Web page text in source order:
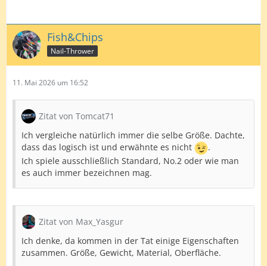
Fish&Chips
Nail-Thrower
11. Mai 2026 um 16:52
Zitat von Tomcat71
Ich vergleiche natürlich immer die selbe Größe. Dachte,
dass das logisch ist und erwähnte es nicht
.
Ich spiele ausschließlich Standard, No.2 oder wie man
es auch immer bezeichnen mag.
Zitat von Max_Yasgur
Ich denke, da kommen in der Tat einige Eigenschaften
zusammen. Größe, Gewicht, Material, Oberfläche.